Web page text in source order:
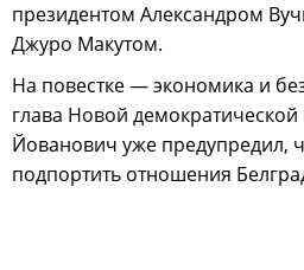
президентом Александром
Джуро Макутом.
На повестке — экономика и
глава Новой
Йованович уже предупредил,
подпортить отношения